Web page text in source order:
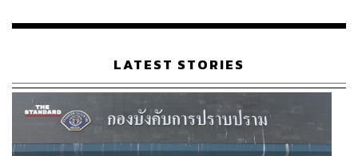
เรือนไทยที่ถูกซุกไว้
LATEST STORIES